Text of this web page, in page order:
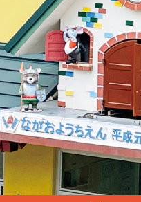
入園案内
募集要項
Q&A